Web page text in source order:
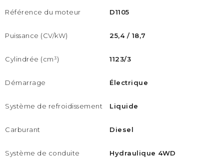
Référence du moteur
Puissance (CV/kW)
Cylindrée (cm³)
Démarrage
Système de refroidissement
Carburant
Système de conduite
D1105
25,4 / 18,7
1123/3
Électrique
Liquide
Diesel
Hydraulique 4WD